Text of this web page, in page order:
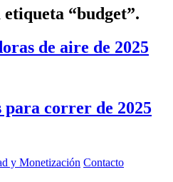
“budget”.
de aire de 2025
para correr de 2025
y Monetización Contacto